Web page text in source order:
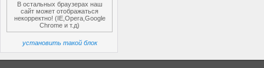
В остальных браузерах наш
сайт может отображаться
некорректно! (IE,Opera,Google
Chrome и т.д)
установить такой блок